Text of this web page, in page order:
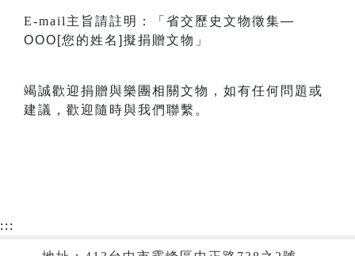
E-mail 主旨請註明：「省交歷史文物徵集—
OOO[您的姓名]擬捐贈文物」
竭誠歡迎捐贈與樂團相關文物，如有任何問題或
建議，歡迎隨時與我們聯繫。
:::